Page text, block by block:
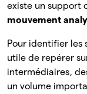
existe un support
mouvement
Pour identifier les
utile de repérer
intermédiaires,
un volume